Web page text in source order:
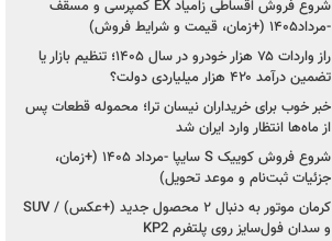
شروع فروش اقساطی زامیاد EX کمپرسی و مسقف
-مرداد۱۴۰۵ (+زمان، قیمت و شرایط فروش)
راز واردات ۷۵ هزار خودرو در سال ۱۴۰۵؛ تنظیم بازار یا
تضمین درآمد ۴۲۰ هزار میلیاردی دولت؟
خبر خوب برای خریداران نیسان ترا؛ محموله قطعات پس
از ماه‌ها انتظار وارد ایران شد
شروع فروش کوییک S سایپا -مرداد ۱۴۰۵ (+زمان،
جزئیات ثبت‌نام و موعد تحویل)
کرمان موتور به دنبال ۲ محصول جدید (+عکس) / SUV
و سدان فول‌سایز روی پلتفرم KP2